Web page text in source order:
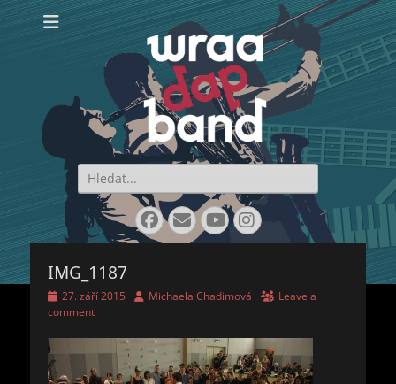
WraaDap Band
Search
for:
Facebook
EmailYouTube
Instagram
IMG_1187
Posted
on
27. září 2015 AuthorMichaela Chadimová
Leave a
comment